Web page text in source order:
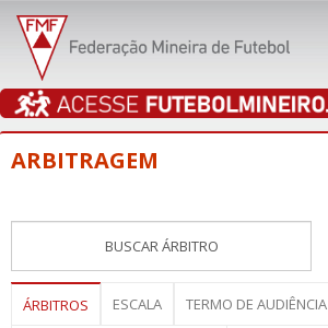
ARBITRAGEM
ÁRBITROS ESCALA TERMO DE AUDIÊNCIA